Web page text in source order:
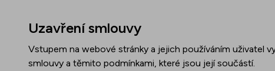
Uzavření smlouvy
Vstupem na webové stránky a jejich používáním uživatel
smlouvy a těmito podmínkami, které jsou její součástí.